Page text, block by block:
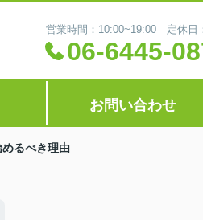
営業時間：10:00~19:00 定休日
06-6445-
お問い合わせ
るべき理由